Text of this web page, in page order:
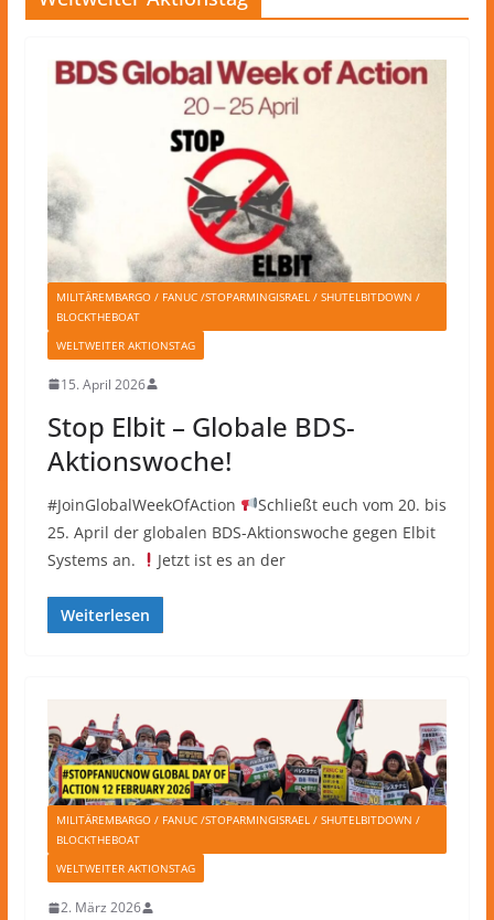
MILITÄREMBARGO / FANUC /STOPARMINGISRAEL / SHUTELBITDOWN /
BLOCKTHEBOAT
WELTWEITER AKTIONSTAG
15. April 2026
Stop Elbit – Globale BDS-
Aktionswoche!
#JoinGlobalWeekOfAction
Schließt euch vom 20. bis
25. April der globalen BDS-Aktionswoche gegen Elbit
Systems an.
Jetzt ist es an der
Weiterlesen
MILITÄREMBARGO / FANUC /STOPARMINGISRAEL / SHUTELBITDOWN /
BLOCKTHEBOAT
WELTWEITER AKTIONSTAG
2. März 2026